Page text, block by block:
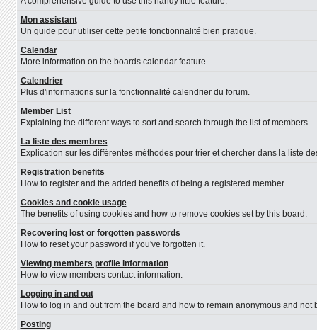
Mon assistant
Un guide pour utiliser cette petite fonctionnalité bien pratique.
Calendar
More information on the boards calendar feature.
Calendrier
Plus d'informations sur la fonctionnalité calendrier du forum.
Member List
Explaining the different ways to sort and search through the list of members.
La liste des membres
Explication sur les différentes méthodes pour trier et chercher dans la liste
Registration benefits
How to register and the added benefits of being a registered member.
Cookies and cookie usage
The benefits of using cookies and how to remove cookies set by this board.
Recovering lost or forgotten passwords
How to reset your password if you've forgotten it.
Viewing members profile information
How to view members contact information.
Logging in and out
How to log in and out from the board and how to remain anonymous and not
Posting